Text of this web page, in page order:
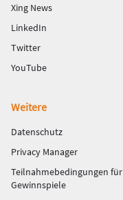
Xing News
LinkedIn
Twitter
YouTube
Weitere
Datenschutz
Privacy Manager
Teilnahmebedingungen für
Gewinnspiele